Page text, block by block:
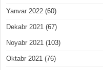
Yanvar 2022 (60)
Dekabr 2021 (67)
Noyabr 2021 (103)
Oktabr 2021 (76)